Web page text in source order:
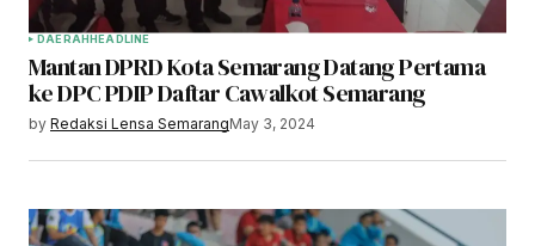
DAERAHHEADLINE
Mantan DPRD Kota Semarang Datang Pertama
ke DPC PDIP Daftar Cawalkot Semarang
by Redaksi Lensa SemarangMay 3, 2024